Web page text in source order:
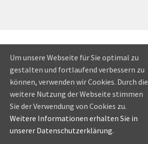
Um unsere Webseite für Sie optimal zu
gestalten und fortlaufend verbessern zu
können, verwenden wir Cookies. Durch die
weitere Nutzung der Webseite stimmen
Sie der Verwendung von Cookies zu.
Weitere Informationen erhalten Sie in
unserer Datenschutzerklärung.